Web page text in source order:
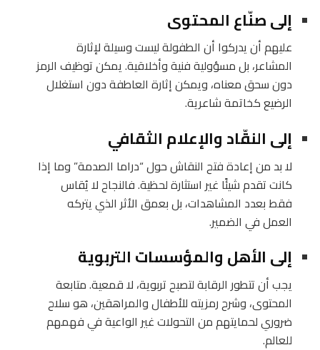
إلى صنّاع المحتوى
عليهم أن يدركوا أن الطفولة ليست وسيلة لإثارة
المشاعر، بل مسؤولية فنية وأخلاقية. يمكن توظيف الرمز
دون سحق معناه، ويمكن إثارة العاطفة دون استغلال
الرضيع كخاتمة شاعرية.
إلى النقّاد والإعلام الثقافي
لا بد من إعادة فتح النقاش حول “دراما الصدمة” وما إذا
كانت تقدم شيئًا غير استثارة لحظية. فالنجاح لا يُقاس
فقط بعدد المشاهدات، بل بعمق الأثر الذي يتركه
العمل في الضمير.
إلى الأهل والمؤسسات التربوية
يجب أن تتطور الرقابة لتصبح تربوية، لا قمعية. متابعة
المحتوى، وشرح رمزيته للأطفال والمراهقين، هو سلاح
ضروري لحمايتهم من التحولات غير الواعية في فهمهم
للعالم.